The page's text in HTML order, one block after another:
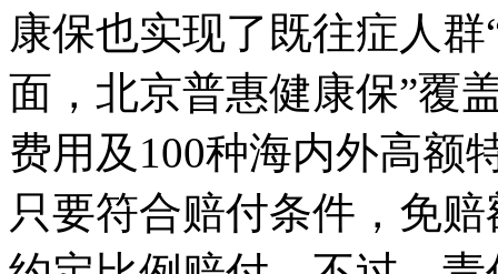
康保也实现了既往症人
面，北京普惠健康保”覆
费用及100种海内外高额
只要符合赔付条件，免